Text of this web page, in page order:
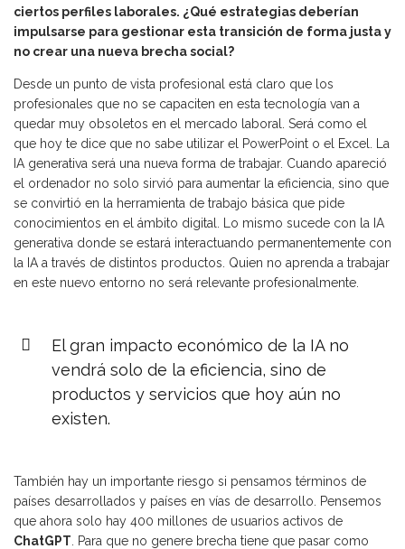
ciertos perfiles laborales. ¿Qué estrategias deberían
impulsarse para gestionar esta transición de forma justa y
no crear una nueva brecha social?
Desde un punto de vista profesional está claro que los
profesionales que no se capaciten en esta tecnología van a
quedar muy obsoletos en el mercado laboral. Será como el
que hoy te dice que no sabe utilizar el PowerPoint o el Excel. La
IA generativa será una nueva forma de trabajar. Cuando apareció
el ordenador no solo sirvió para aumentar la eficiencia, sino que
se convirtió en la herramienta de trabajo básica que pide
conocimientos en el ámbito digital. Lo mismo sucede con la IA
generativa donde se estará interactuando permanentemente con
la IA a través de distintos productos. Quien no aprenda a trabajar
en este nuevo entorno no será relevante profesionalmente.
El gran impacto económico de la IA no
vendrá solo de la eficiencia, sino de
productos y servicios que hoy aún no
existen.
También hay un importante riesgo si pensamos términos de
países desarrollados y países en vías de desarrollo. Pensemos
que ahora solo hay 400 millones de usuarios activos de
ChatGPT . Para que no genere brecha tiene que pasar como